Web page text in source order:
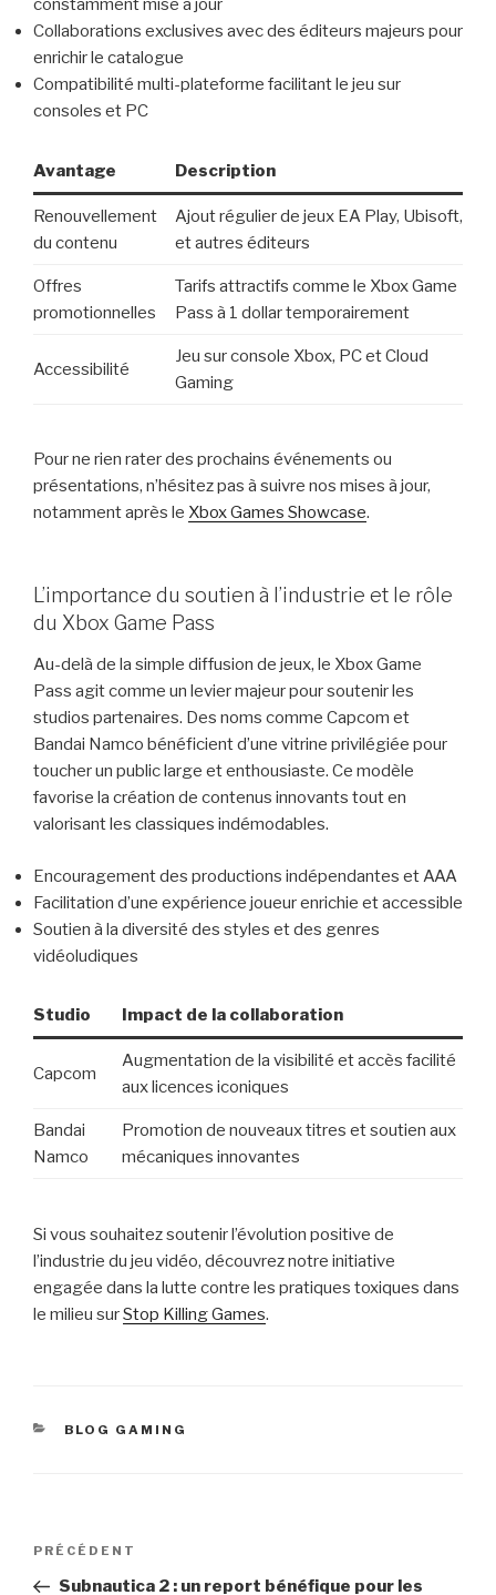
constamment mise à jour
Collaborations exclusives avec des éditeurs majeurs pour
enrichir le catalogue
Compatibilité multi-plateforme facilitant le jeu sur
consoles et PC
Avantage Description
Renouvellement
du contenu
Ajout régulier de jeux EA Play, Ubisoft,
et autres éditeurs
Offres
promotionnelles
Tarifs attractifs comme le Xbox Game
Pass à 1 dollar temporairement
Accessibilité
Jeu sur console Xbox, PC et Cloud
Gaming
Pour ne rien rater des prochains événements ou
présentations, n’hésitez pas à suivre nos mises à jour,
notamment après le Xbox Games Showcase.
L’importance du soutien à l’industrie et le rôle
du Xbox Game Pass
Au-delà de la simple diffusion de jeux, le Xbox Game
Pass agit comme un levier majeur pour soutenir les
studios partenaires. Des noms comme Capcom et
Bandai Namco bénéficient d’une vitrine privilégiée pour
toucher un public large et enthousiaste. Ce modèle
favorise la création de contenus innovants tout en
valorisant les classiques indémodables.
Encouragement des productions indépendantes et AAA
Facilitation d’une expérience joueur enrichie et accessible
Soutien à la diversité des styles et des genres
vidéoludiques
Studio Impact de la collaboration
Capcom
Augmentation de la visibilité et accès facilité
aux licences iconiques
Bandai
Namco
Promotion de nouveaux titres et soutien aux
mécaniques innovantes
Si vous souhaitez soutenir l’évolution positive de
l’industrie du jeu vidéo, découvrez notre initiative
engagée dans la lutte contre les pratiques toxiques dans
le milieu surStop Killing Games.
CATÉGORIES
BLOG GAMING
Navigation
Article
précédent
PRÉCÉDENT
Subnautica 2 : un report bénéfique pour les